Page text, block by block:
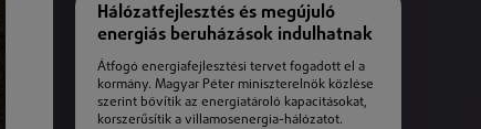
Hálózatfejlesztés és megújuló
energiás beruházások indulhatnak
Átfogó energiafejlesztési tervet fogadott el a
kormány. Magyar Péter miniszterelnök közlése
szerint bővítik az energiatároló kapacitásokat,
korszerűsítik a villamosenergia-hálózatot.